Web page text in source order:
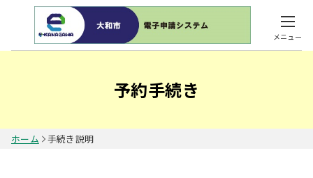
メニュー
予約手続き
ホーム 手続き説明